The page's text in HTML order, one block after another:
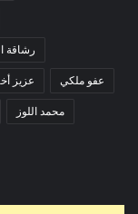
رشاقة
عزيز عفو ملكي
محمد اللوز